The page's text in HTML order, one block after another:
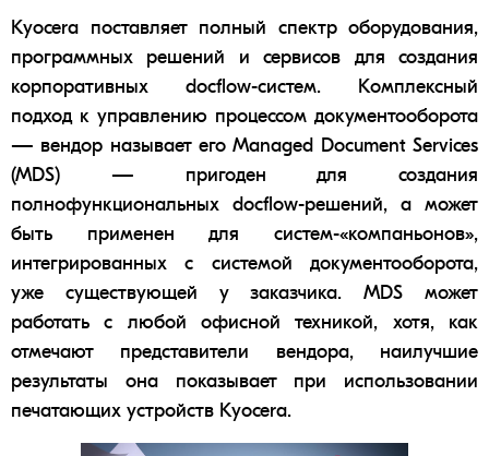
Kyocera поставляет полный спектр оборудования,
программных решений и сервисов для создания
корпоративных docflow-систем. Комплексный
подход к управлению процессом документооборота
— вендор называет его Managed Document Services
(MDS) — пригоден для создания
полнофункциональных docflow-решений, а может
быть применен для систем-«компаньонов»,
интегрированных с системой документооборота,
уже существующей у заказчика. MDS может
работать с любой офисной техникой, хотя, как
отмечают представители вендора, наилучшие
результаты она показывает при использовании
печатающих устройств Kyocera.